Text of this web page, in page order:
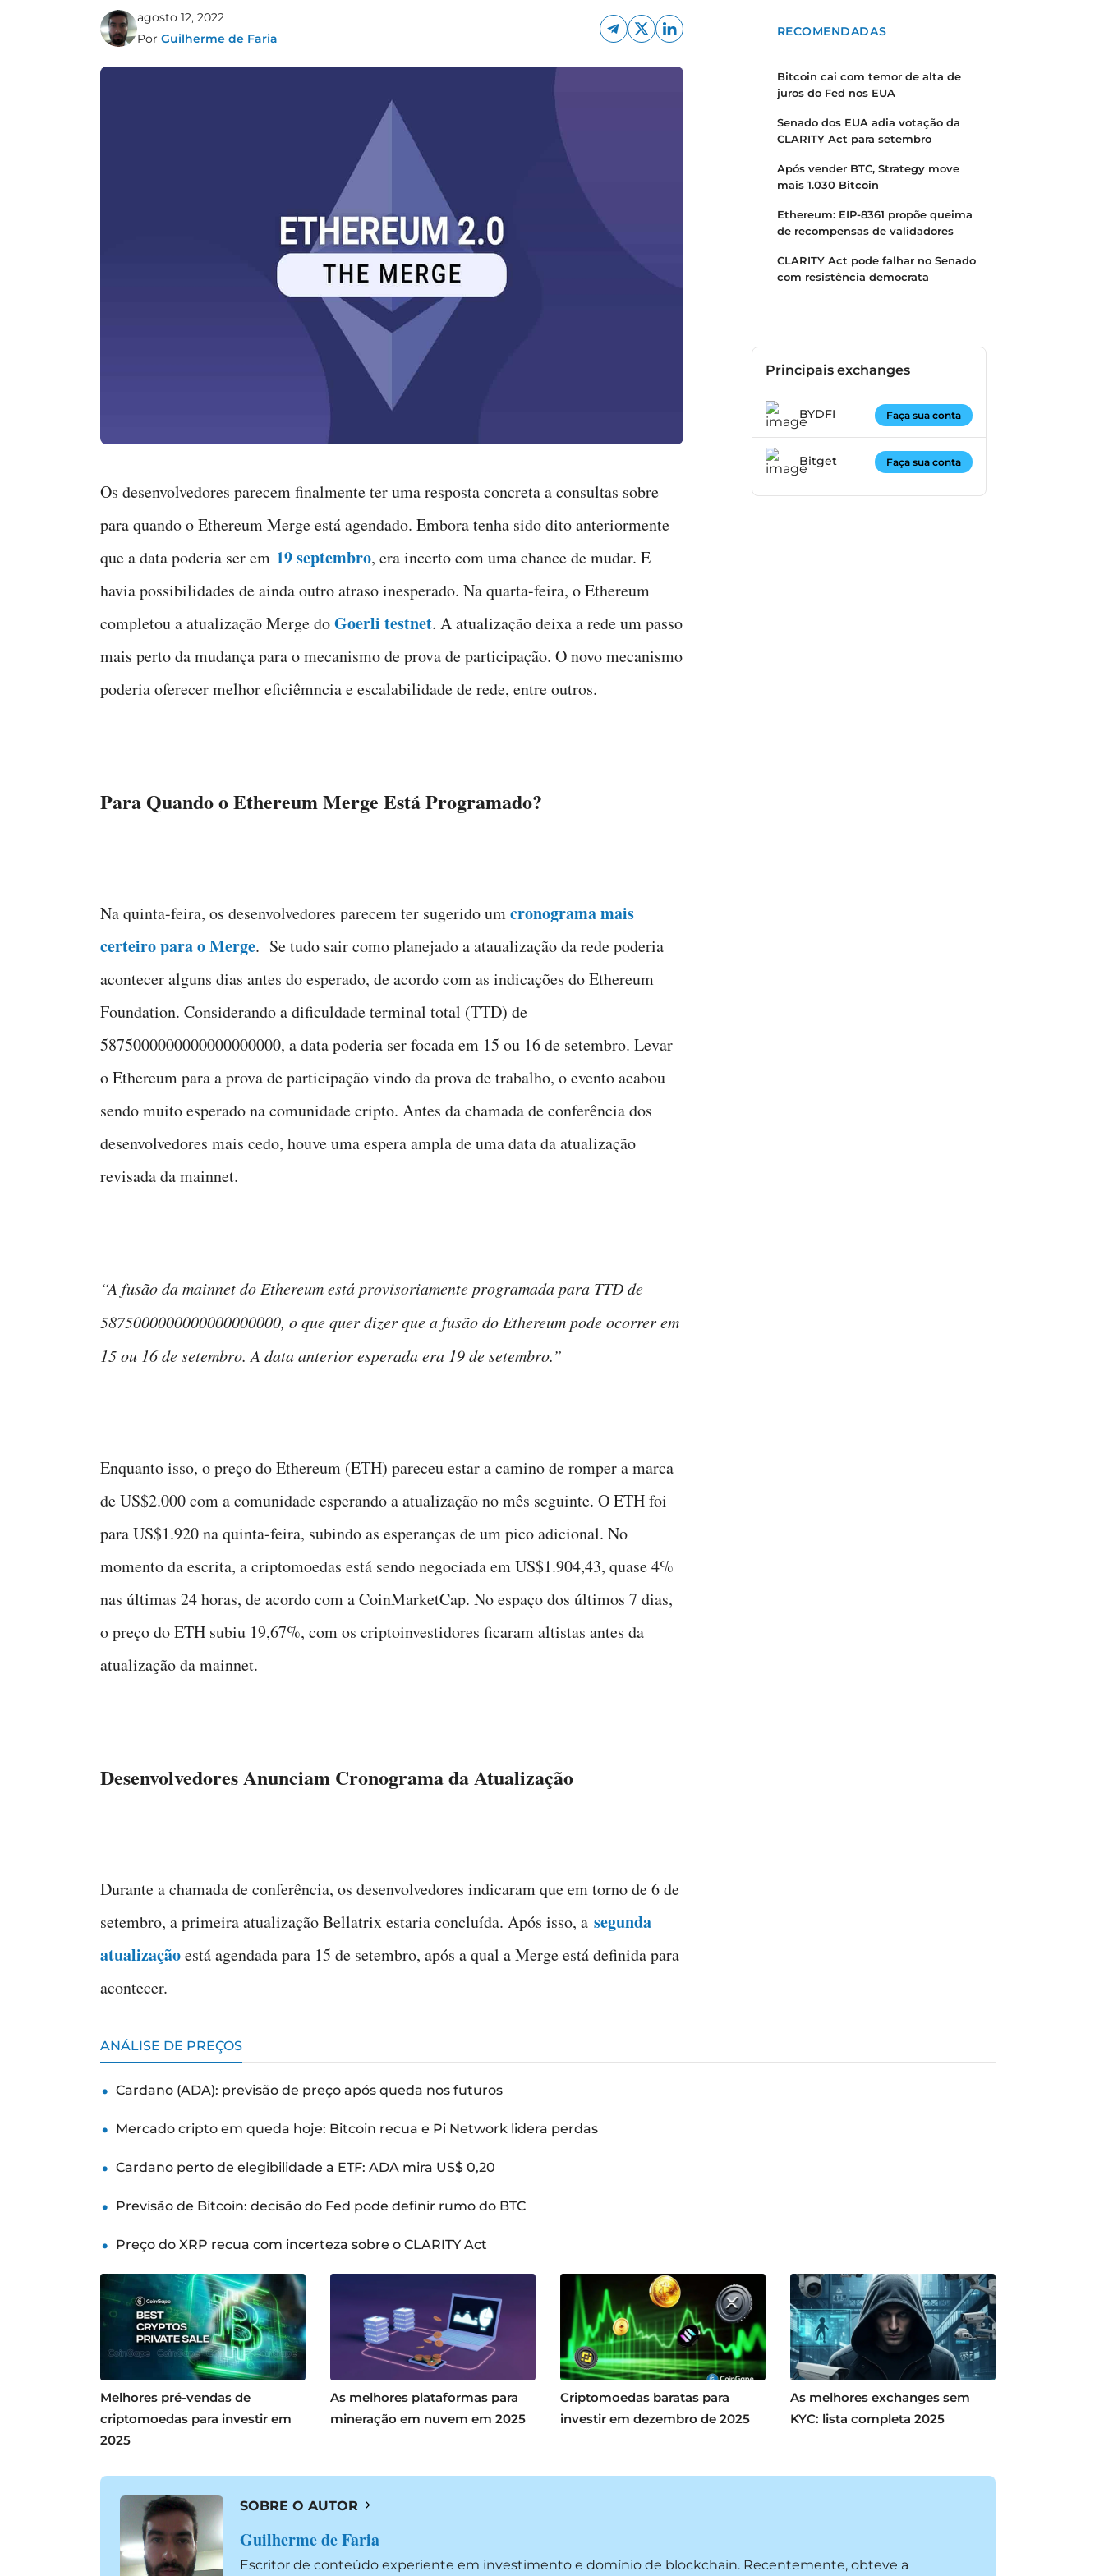
agosto 12, 2022
Por Guilherme de Faria
Os desenvolvedores parecem finalmente ter uma resposta concreta a consultas sobre
para quando o Ethereum Merge está agendado. Embora tenha sido dito anteriormente
que a data poderia ser em 19 septembro, era incerto com uma chance de mudar. E
havia possibilidades de ainda outro atraso inesperado. Na quarta-feira, o Ethereum
completou a atualização Merge doGoerli testnet. A atualização deixa a rede um passo
mais perto da mudança para o mecanismo de prova de participação. O novo mecanismo
poderia oferecer melhor eficiêmncia e escalabilidade de rede, entre outros.
Para Quando o Ethereum Merge Está Programado?
Na quinta-feira, os desenvolvedores parecem ter sugerido umcronograma mais
certeiro para o Merge. Se tudo sair como planejado a ataualização da rede poderia
acontecer alguns dias antes do esperado, de acordo com as indicações do Ethereum
Foundation. Considerando a dificuldade terminal total (TTD) de
5875000000000000000000, a data poderia ser focada em 15 ou 16 de setembro. Levar
o Ethereum para a prova de participação vindo da prova de trabalho, o evento acabou
sendo muito esperado na comunidade cripto. Antes da chamada de conferência dos
desenvolvedores mais cedo, houve uma espera ampla de uma data da atualização
revisada da mainnet.
“A fusão da mainnet do Ethereum está provisoriamente programada para TTD de
5875000000000000000000, o que quer dizer que a fusão do Ethereum pode ocorrer em
15 ou 16 de setembro. A data anterior esperada era 19 de setembro.”
Enquanto isso, o preço do Ethereum (ETH) pareceu estar a camino de romper a marca
de US$2.000 com a comunidade esperando a atualização no mês seguinte. O ETH foi
para US$1.920 na quinta-feira, subindo as esperanças de um pico adicional. No
momento da escrita, a criptomoedas está sendo negociada em US$1.904,43, quase 4%
nas últimas 24 horas, de acordo com a CoinMarketCap. No espaço dos últimos 7 dias,
o preço do ETH subiu 19,67%, com os criptoinvestidores ficaram altistas antes da
atualização da mainnet.
Desenvolvedores Anunciam Cronograma da Atualização
Durante a chamada de conferência, os desenvolvedores indicaram que em torno de 6 de
setembro, a primeira atualização Bellatrix estaria concluída. Após isso, a segunda
atualizaçãoestá agendada para 15 de setembro, após a qual a Merge está definida para
acontecer.
RECOMENDADAS
Bitcoin cai com temor de alta de
juros do Fed nos EUA
Senado dos EUA adia votação da
CLARITY Act para setembro
Após vender BTC, Strategy move
mais 1.030 Bitcoin
Ethereum: EIP-8361 propõe queima
de recompensas de validadores
CLARITY Act pode falhar no Senado
com resistência democrata
Principais exchanges
BYDFI Faça sua conta
Bitget Faça sua conta
ANÁLISE DE PREÇOS
Cardano (ADA): previsão de preço após queda nos futuros
Mercado cripto em queda hoje: Bitcoin recua e Pi Network lidera perdas
Cardano perto de elegibilidade a ETF: ADA mira US$ 0,20
Previsão de Bitcoin: decisão do Fed pode definir rumo do BTC
Preço do XRP recua com incerteza sobre o CLARITY Act
Melhores pré-vendas de
criptomoedas para investir em
2025
As melhores plataformas para
mineração em nuvem em 2025
Criptomoedas baratas para
investir em dezembro de 2025
As melhores exchanges sem
KYC: lista completa 2025
SOBRE O AUTOR
Guilherme de Faria
Escritor de conteúdo experiente em investimento e domínio de blockchain. Recentemente, obteve a